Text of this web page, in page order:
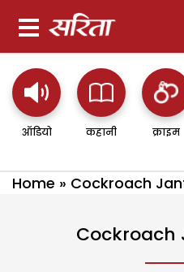
ऑडियो कहानी क्राइम
Home » Cockroach
Cockroach